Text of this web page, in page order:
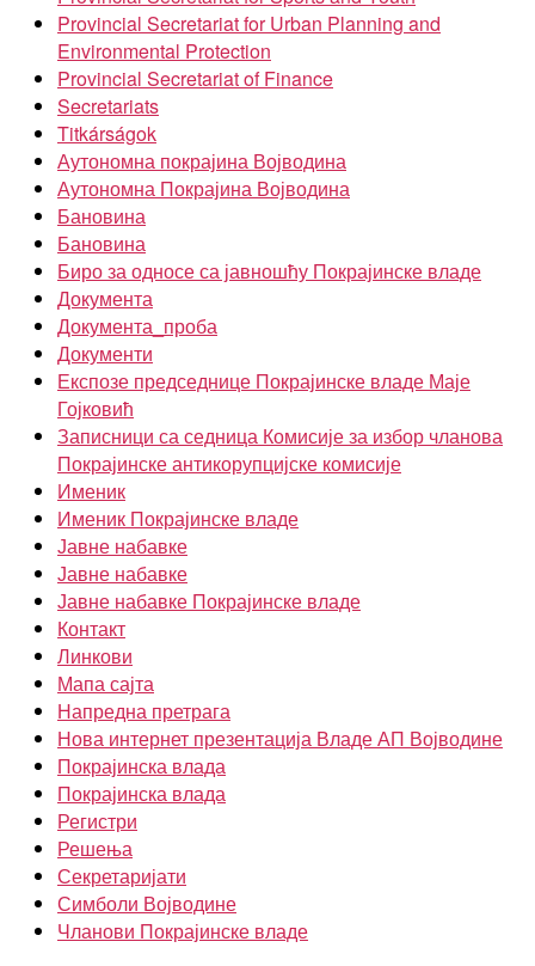
Provincial Secretariat for Urban Planning and
Environmental Protection
Provincial Secretariat of Finance
Secretariats
Titkárságok
Аутономна покрајина Војводина
Аутономна Покрајина Војводина
Бановина
Бановина
Биро за односе са јавношћу Покрајинске владе
Документа
Документа_проба
Документи
Експозе председнице Покрајинске владе Маје
Гојковић
Записници са седница Комисије за избор чланова
Покрајинске антикорупцијске комисије
Именик
Именик Покрајинске владе
Јавне набавке
Јавне набавке
Јавне набавке Покрајинске владе
Контакт
Линкови
Мапа сајта
Напредна претрага
Нова интернет презентација Владе АП Војводине
Покрајинска влада
Покрајинска влада
Регистри
Решења
Секретаријати
Симболи Војводине
Чланови Покрајинске владе